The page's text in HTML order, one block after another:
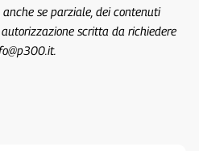
se parziale, dei contenuti
scritta da richiedere